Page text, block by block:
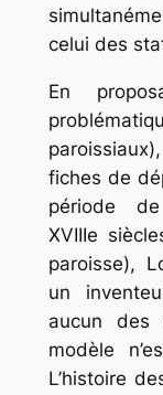
celui des
En
fiches de
période
XVIIIe
paroisse),
un
aucun des
modèle
L’histoire